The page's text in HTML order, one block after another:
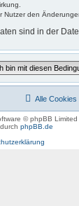
den
sind in der
Alle Cookies
© phpBB Limited
phpBB.de